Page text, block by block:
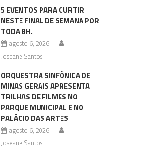
5 EVENTOS PARA CURTIR
NESTE FINAL DE SEMANA POR
TODA BH.
agosto 6, 2026
Joseane Santos
ORQUESTRA SINFÔNICA DE
MINAS GERAIS APRESENTA
TRILHAS DE FILMES NO
PARQUE MUNICIPAL E NO
PALÁCIO DAS ARTES
agosto 6, 2026
Joseane Santos